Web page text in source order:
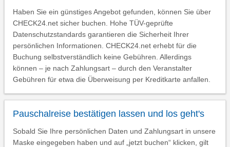
Haben Sie ein günstiges Angebot gefunden, können Sie über
CHECK24.net sicher buchen. Hohe TÜV-geprüfte
Datenschutzstandards garantieren die Sicherheit Ihrer
persönlichen Informationen. CHECK24.net erhebt für die
Buchung selbstverständlich keine Gebühren. Allerdings
können – je nach Zahlungsart – durch den Veranstalter
Gebühren für etwa die Überweisung per Kreditkarte anfallen.
Pauschalreise bestätigen lassen und los geht's
Sobald Sie Ihre persönlichen Daten und Zahlungsart in unsere
Maske eingegeben haben und auf „jetzt buchen“ klicken, gilt